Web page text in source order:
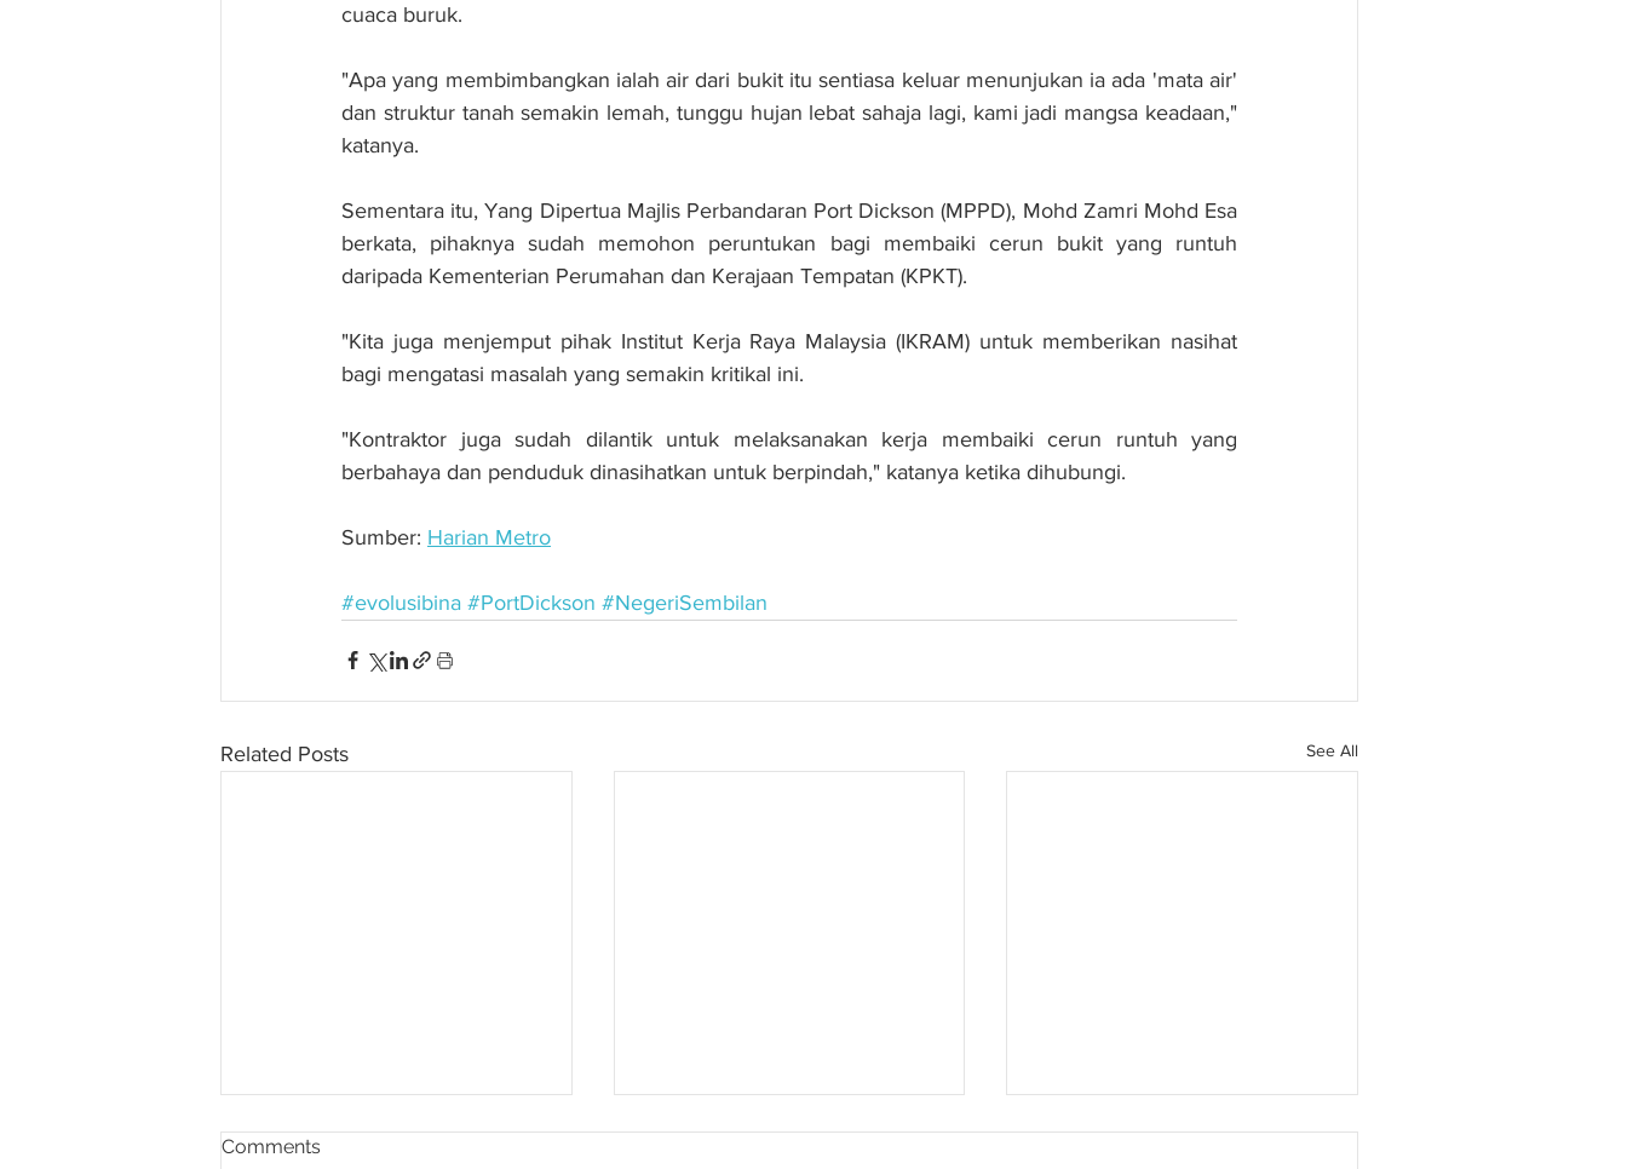
cuaca buruk.
"Apa yang membimbangkan ialah air dari bukit itu sentiasa keluar menunjukan ia ada 'mata air'
dan struktur tanah semakin lemah, tunggu hujan lebat sahaja lagi, kami jadi mangsa keadaan,"
katanya.
Sementara itu, Yang Dipertua Majlis Perbandaran Port Dickson (MPPD), Mohd Zamri Mohd Esa
berkata, pihaknya sudah memohon peruntukan bagi membaiki cerun bukit yang runtuh
daripada Kementerian Perumahan dan Kerajaan Tempatan (KPKT).
"Kita juga menjemput pihak Institut Kerja Raya Malaysia (IKRAM) untuk memberikan nasihat
bagi mengatasi masalah yang semakin kritikal ini.
"Kontraktor juga sudah dilantik untuk melaksanakan kerja membaiki cerun runtuh yang
berbahaya dan penduduk dinasihatkan untuk berpindah," katanya ketika dihubungi.
Sumber: Harian Metro
#evolusibina #PortDickson #NegeriSembilan
Related Posts See All
Comments